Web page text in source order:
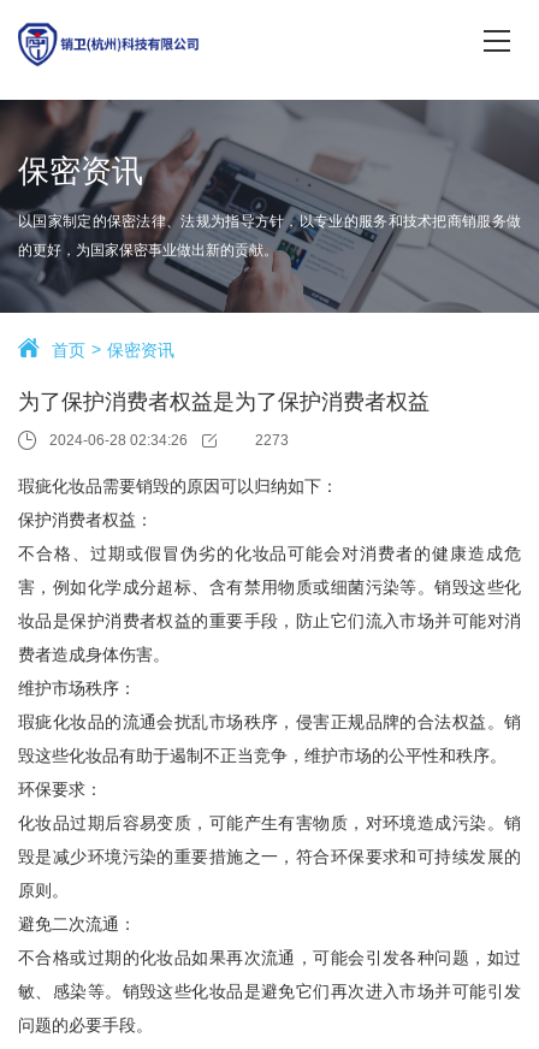
保密资讯
以国家制定的保密法律、法规为指导方针，以专业的服务和技术把商销服务做
的更好，为国家保密事业做出新的贡献。
首页 保密资讯
为了保护消费者权益是为了保护消费者权益
2024-06-28 02:34:26 2273
瑕疵化妆品需要销毁的原因可以归纳如下：
保护消费者权益：
不合格、过期或假冒伪劣的化妆品可能会对消费者的健康造成危
害，例如化学成分超标、含有禁用物质或细菌污染等。销毁这些化
妆品是保护消费者权益的重要手段，防止它们流入市场并可能对消
费者造成身体伤害。
维护市场秩序：
瑕疵化妆品的流通会扰乱市场秩序，侵害正规品牌的合法权益。销
毁这些化妆品有助于遏制不正当竞争，维护市场的公平性和秩序。
环保要求：
化妆品过期后容易变质，可能产生有害物质，对环境造成污染。销
毁是减少环境污染的重要措施之一，符合环保要求和可持续发展的
原则。
避免二次流通：
不合格或过期的化妆品如果再次流通，可能会引发各种问题，如过
敏、感染等。销毁这些化妆品是避免它们再次进入市场并可能引发
问题的必要手段。